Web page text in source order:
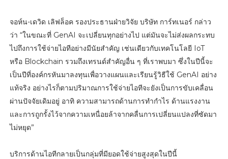
จอห์น-เดวิด เลิฟล็อค รองประธานฝ่ายวิจัย บริษัท การ์ทเนอร์ กล่าว
ว่า “ในขณะที่ GenAI จะเปลี่ยนทุกอย่างไป แต่มันจะไม่ส่งผลกระทบ
ไปถึงการใช้จ่ายไอทีอย่างมีนัยสำคัญ เช่นเดียวกับเทคโนโลยี IoT
หรือ Blockchain รวมถึงเทรนด์สำคัญอื่น ๆ ที่เราพบมา ซึ่งในปีนี้จะ
เป็นปีที่องค์กรหันมาลงทุนเพื่อวางแผนและเรียนรู้วิธีใช้ GenAI อย่าง
แท้จริง อย่างไรก็ตามปริมาณการใช้จ่ายไอทีจะยังเป็นการขับเคลื่อน
ผ่านปัจจัยเดิมอยู่ อาทิ ความสามารถด้านการทำกำไร ด้านแรงงาน
และการถูกรั้งไว้จากความเหนื่อยล้าจากคลื่นการเปลี่ยนแปลงที่ซัดมา
ไม่หยุด”
บริการด้านไอทีกลายเป็นกลุ่มที่มียอดใช้จ่ายสูงสุดในปีนี้